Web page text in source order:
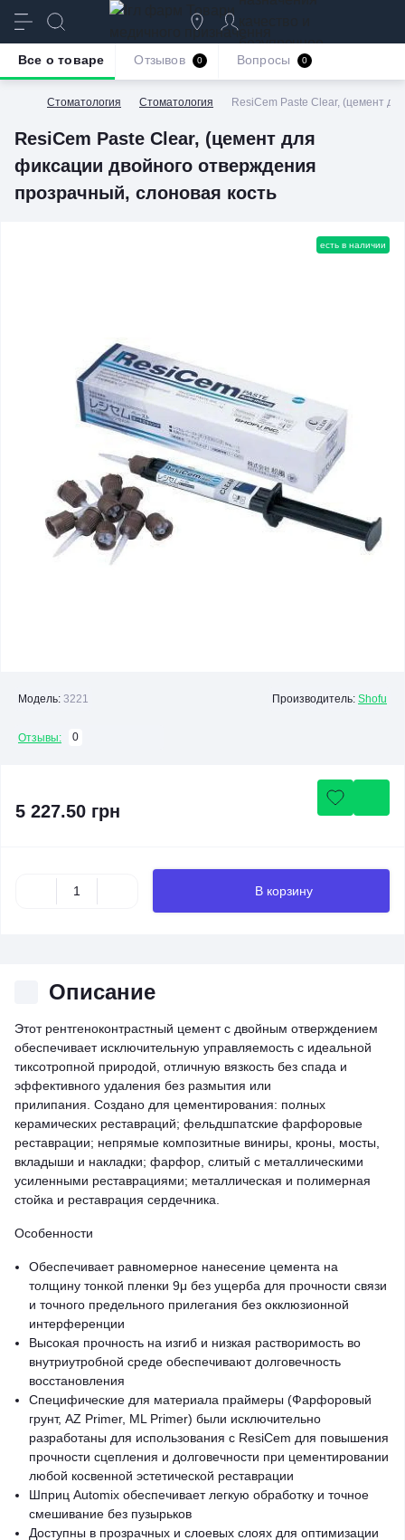
безупречное
обслуживание
Стоматология Стоматология ResiCem Paste Clear, (цемент
ResiCem Paste Clear, (цемент для
фиксации двойного отверждения
прозрачный, слоновая кость
Все о товаре Отзывов 0 Вопросы 0
есть в наличии
Модель: 3221 Производитель: Shofu
Отзывы: 0
5 227.50 грн
В корзину
Описание
Этот рентгеноконтрастный цемент с двойным отверждением
обеспечивает исключительную управляемость с идеальной
тиксотропной природой, отличную вязкость без спада и
эффективного удаления без размытия или
прилипания. Создано для цементирования: полных
керамических реставраций; фельдшпатские фарфоровые
реставрации; непрямые композитные виниры, кроны, мосты,
вкладыши и накладки; фарфор, слитый с металлическими
усиленными реставрациями; металлическая и полимерная
стойка и реставрация сердечника.
Особенности
Обеспечивает равномерное нанесение цемента на
толщину тонкой пленки 9μ без ущерба для прочности связи
и точного предельного прилегания без окклюзионной
интерференции
Высокая прочность на изгиб и низкая растворимость во
внутриутробной среде обеспечивают долговечность
восстановления
Специфические для материала праймеры (Фарфоровый
грунт, AZ Primer, ML Primer) были исключительно
разработаны для использования с ResiCem для повышения
прочности сцепления и долговечности при цементировании
любой косвенной эстетической реставрации
Шприц Automix обеспечивает легкую обработку и точное
смешивание без пузырьков
Доступны в прозрачных и слоевых слоях для оптимизации